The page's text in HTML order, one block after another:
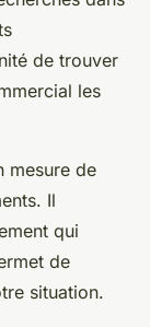
de trouver
les
mesure de
Il
qui
de
situation.